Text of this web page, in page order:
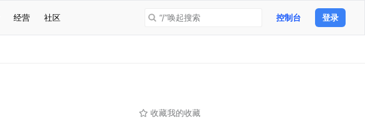
经营 社区 “/”唤起搜索 控制台 登录
收藏我的收藏